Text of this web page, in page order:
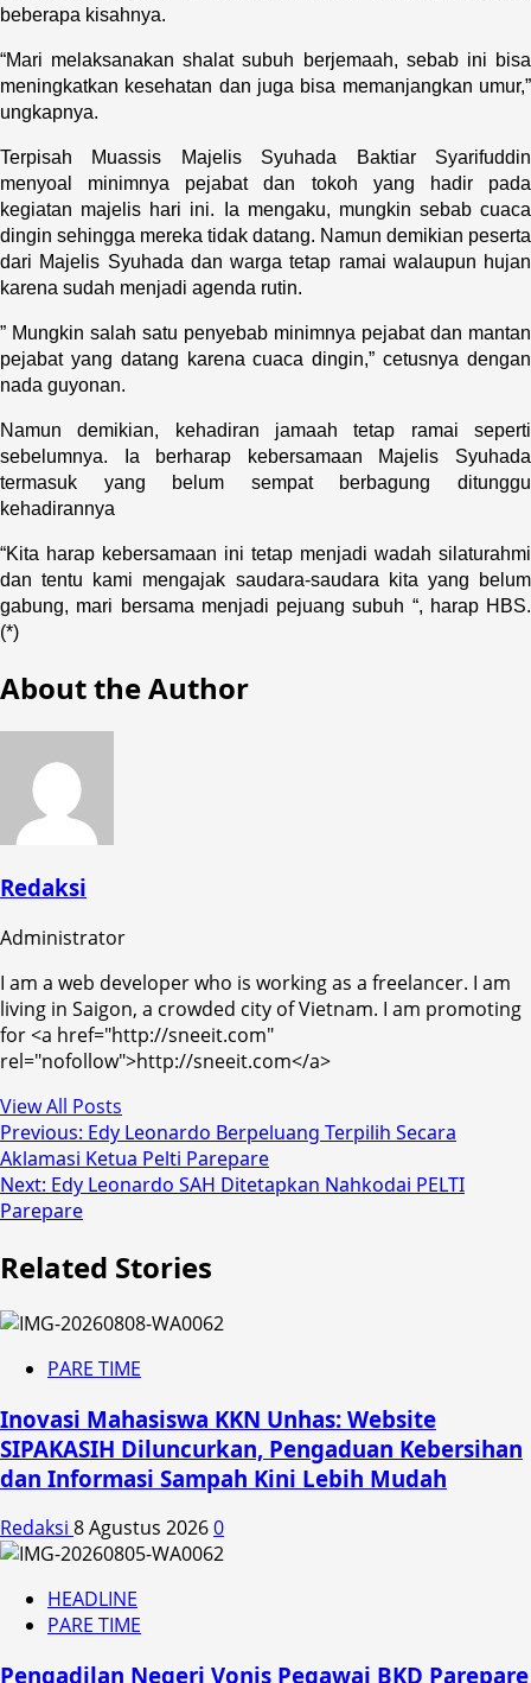
beberapa kisahnya.
“Mari melaksanakan shalat subuh berjemaah, sebab ini bisa
meningkatkan kesehatan dan juga bisa memanjangkan umur,”
ungkapnya.
Terpisah Muassis Majelis Syuhada Baktiar Syarifuddin
menyoal minimnya pejabat dan tokoh yang hadir pada
kegiatan majelis hari ini. Ia mengaku, mungkin sebab cuaca
dingin sehingga mereka tidak datang. Namun demikian peserta
dari Majelis Syuhada dan warga tetap ramai walaupun hujan
karena sudah menjadi agenda rutin.
” Mungkin salah satu penyebab minimnya pejabat dan mantan
pejabat yang datang karena cuaca dingin,” cetusnya dengan
nada guyonan.
Namun demikian, kehadiran jamaah tetap ramai seperti
sebelumnya. Ia berharap kebersamaan Majelis Syuhada
termasuk yang belum sempat berbagung ditunggu
kehadirannya
“Kita harap kebersamaan ini tetap menjadi wadah silaturahmi
dan tentu kami mengajak saudara-saudara kita yang belum
gabung, mari bersama menjadi pejuang subuh “, harap HBS.
(*)
About the Author
Redaksi
Administrator
I am a web developer who is working as a freelancer. I am
living in Saigon, a crowded city of Vietnam. I am promoting
for <a href="http://sneeit.com"
rel="nofollow">http://sneeit.com</a>
View All Posts
Post
navigation
Previous: Edy Leonardo Berpeluang Terpilih Secara
Aklamasi Ketua Pelti Parepare
Next: Edy Leonardo SAH Ditetapkan Nahkodai PELTI
Parepare
Related Stories
PARE TIME
Inovasi Mahasiswa KKN Unhas: Website
SIPAKASIH Diluncurkan, Pengaduan Kebersihan
dan Informasi Sampah Kini Lebih Mudah
Redaksi 8 Agustus 20260
HEADLINE
PARE TIME
Pengadilan Negeri Vonis Pegawai BKD Parepare